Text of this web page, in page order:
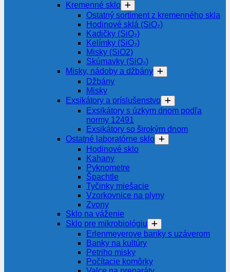
Kremenné sklo
Ostatný sortiment z kremenného skla
Hodinové sklá (SiO₂)
Kadičky (SiO₂)
Kelímky (SiO₂)
Misky (SiO2)
Skúmavky (SiO₂)
Misky, nádoby a džbány
Džbány
Misky
Exsikátory a príslušenstvo
Exsikátory s úzkym dnom podľa
normy 12491
Exsikátory so širokým dnom
Ostatné laboratórne sklo
Hodinové sklo
Kahany
Pyknometre
Špachtle
Tyčinky miešacie
Vzorkovnice na plyny
Zvony
Sklo na váženie
Sklo pre mikrobiológiu
Erlenmeyerove banky s uzáverom
Banky na kultúry
Petriho misky
Počítacie komôrky